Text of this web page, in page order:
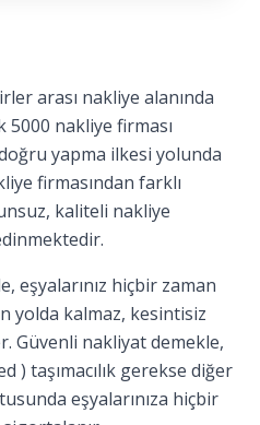
arası nakliye alanında
nakliye firması
yapma ilkesi yolunda
firmasından farklı
kaliteli nakliye
eşyalarınız hiçbir zaman
yolda kalmaz, kesintisiz
Güvenli nakliyat demekle,
) taşımacılık gerekse diğer
eşyalarınıza hiçbir